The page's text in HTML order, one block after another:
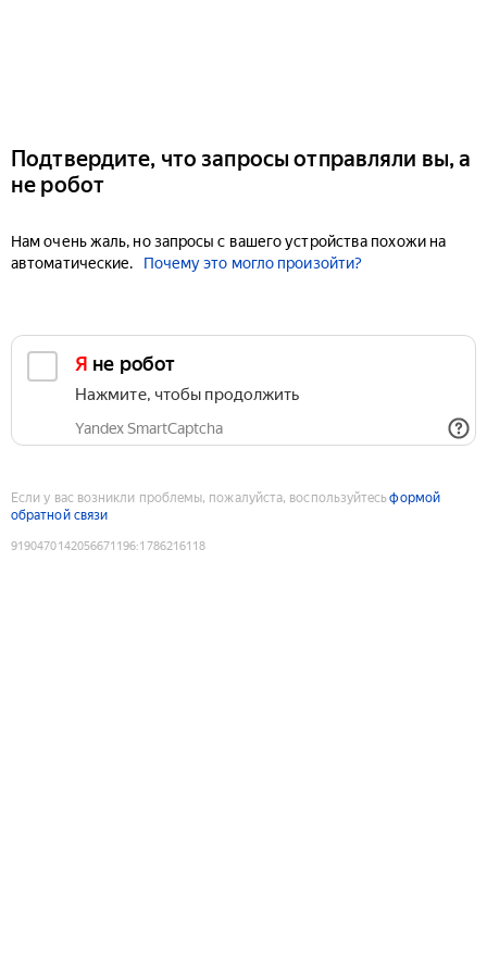
Подтвердите, что запросы отправляли вы, а
не робот
Нам очень жаль, но запросы с вашего устройства похожи на
автоматические.
Почему это могло произойти?
Я не робот
Нажмите, чтобы продолжить
Yandex SmartCaptcha
Если у вас возникли проблемы, пожалуйста, воспользуйтесьформой
обратной связи
9190470142056671196:1786216118